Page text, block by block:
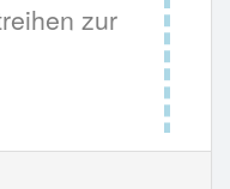
zur